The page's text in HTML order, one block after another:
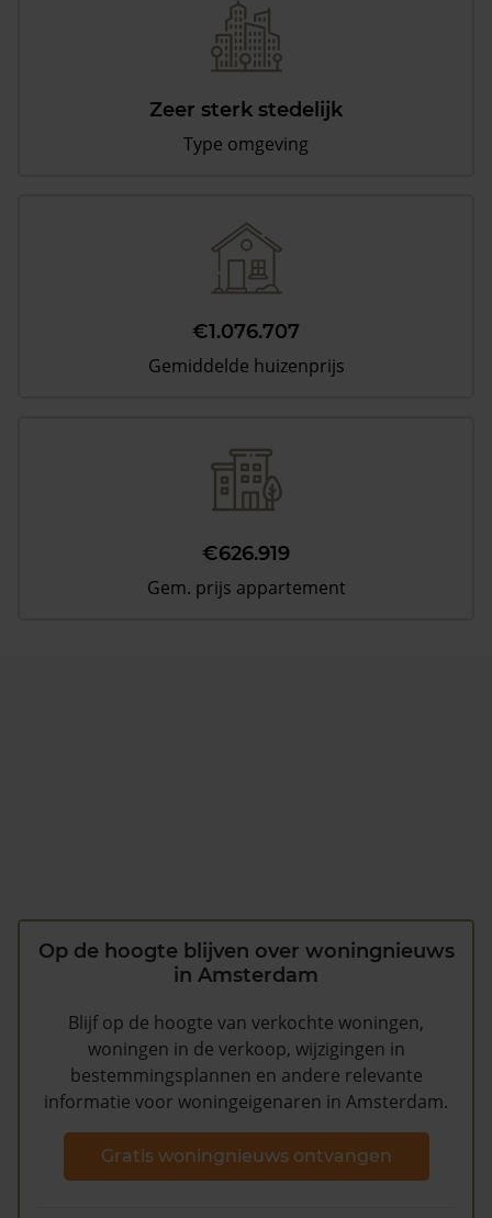
Zeer sterk stedelijk
Type omgeving
€1.076.707
Gemiddelde huizenprijs
€626.919
Gem. prijs appartement
Op de hoogte blijven over woningnieuws
in Amsterdam
Blijf op de hoogte van verkochte woningen,
woningen in de verkoop, wijzigingen in
bestemmingsplannen en andere relevante
informatie voor woningeigenaren in Amsterdam.
Gratis woningnieuws ontvangen